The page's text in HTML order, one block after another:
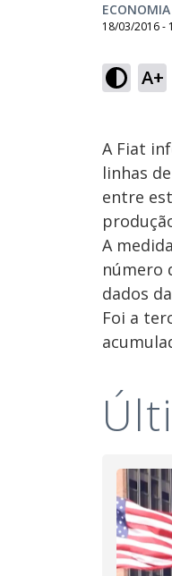
ECONOMIA
18/03/2016 -
A+
A Fiat
linhas
entre
A
número
dados
Foi a